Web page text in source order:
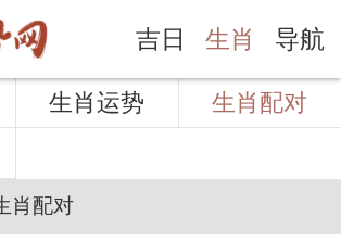
吉日 生肖 导航
生肖运势
生肖配对
肖配对